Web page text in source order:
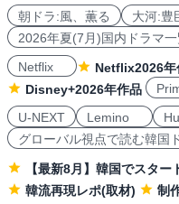
朝ドラ:風、薫る 大河:豊
2026年夏(7月)国内ドラマ一
Netflix
Netflix2026年
Disney+2026年作品
U-NEXT
Lemino
グローバル視点で読む韓国
【最新8月】韓国でスタ
韓流再現レポ(取材)
制